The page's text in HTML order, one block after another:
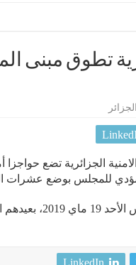
تطوق مبنى
الجزائر
الجزائرية تضع
للمجلس بوضع عشرات
LinkedIn